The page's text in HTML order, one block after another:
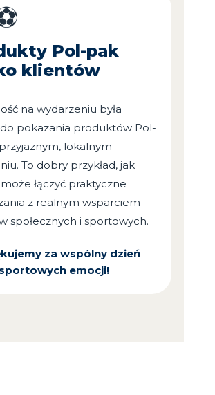
Pol-pak
klientów
na wydarzeniu była
pokazania produktów Pol-
lokalnym
To dobry przykład, jak
łączyć praktyczne
z realnym wsparciem
społecznych i sportowych.
za wspólny dzień
sportowych emocji!